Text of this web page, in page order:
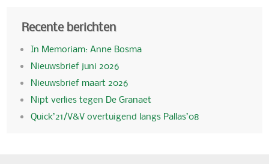
Recente berichten
In Memoriam: Anne Bosma
Nieuwsbrief juni 2026
Nieuwsbrief maart 2026
Nipt verlies tegen De Granaet
Quick’21/V&V overtuigend langs Pallas’08